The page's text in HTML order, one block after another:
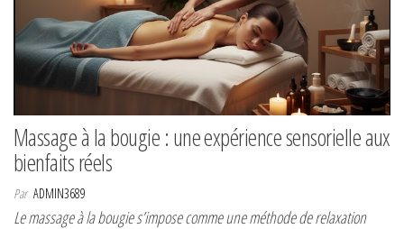
Massage à la bougie : une expérience sensorielle aux
bienfaits réels
Par ADMIN3689
Le massage à la bougie s’impose comme une méthode de relaxation